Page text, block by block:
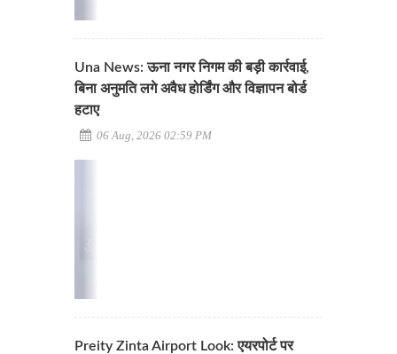
Una News: ऊना नगर निगम की बड़ी कार्रवाई,
बिना अनुमति लगे अवैध होर्डिंग और विज्ञापन बोर्ड
हटाए
06 Aug, 2026 02:59 PM
Preity Zinta Airport Look: एयरपोर्ट पर